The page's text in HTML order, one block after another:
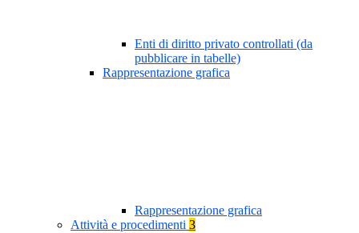
Enti di diritto privato controllati (da
pubblicare in tabelle)
Rappresentazione grafica
Rappresentazione grafica
Attività e procedimenti 3